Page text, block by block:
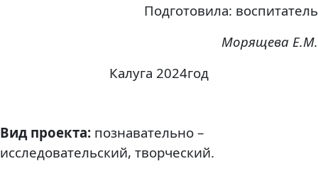
Подготовила: воспитатель
Морящева Е.М.
Калуга 2024год
Вид проекта: познавательно –
исследовательский, творческий.